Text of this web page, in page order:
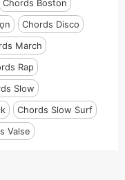
Chords Boston
Chords Disco
March
Rap
Slow
Chords Slow Surf
Valse